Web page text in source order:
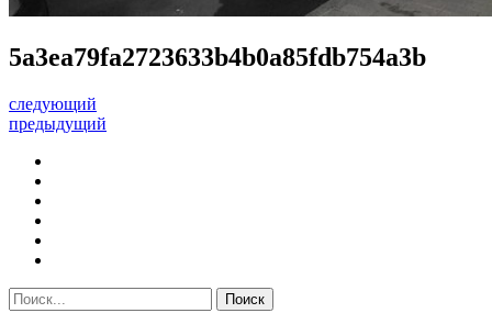
5a3ea79fa2723633b4b0a85fdb754a3b
следующий
предыдущий